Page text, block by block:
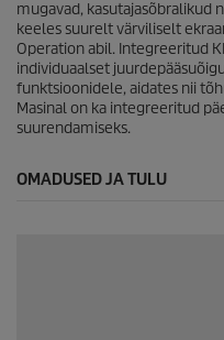
mugavad, kasutajasõbralikud
keeles suurelt värviliselt
Operation abil. Integreeritud
individuaalset
funktsioonidele, aidates nii
Masinal on ka integreeritud
suurendamiseks.
OMADUSED JA TULU